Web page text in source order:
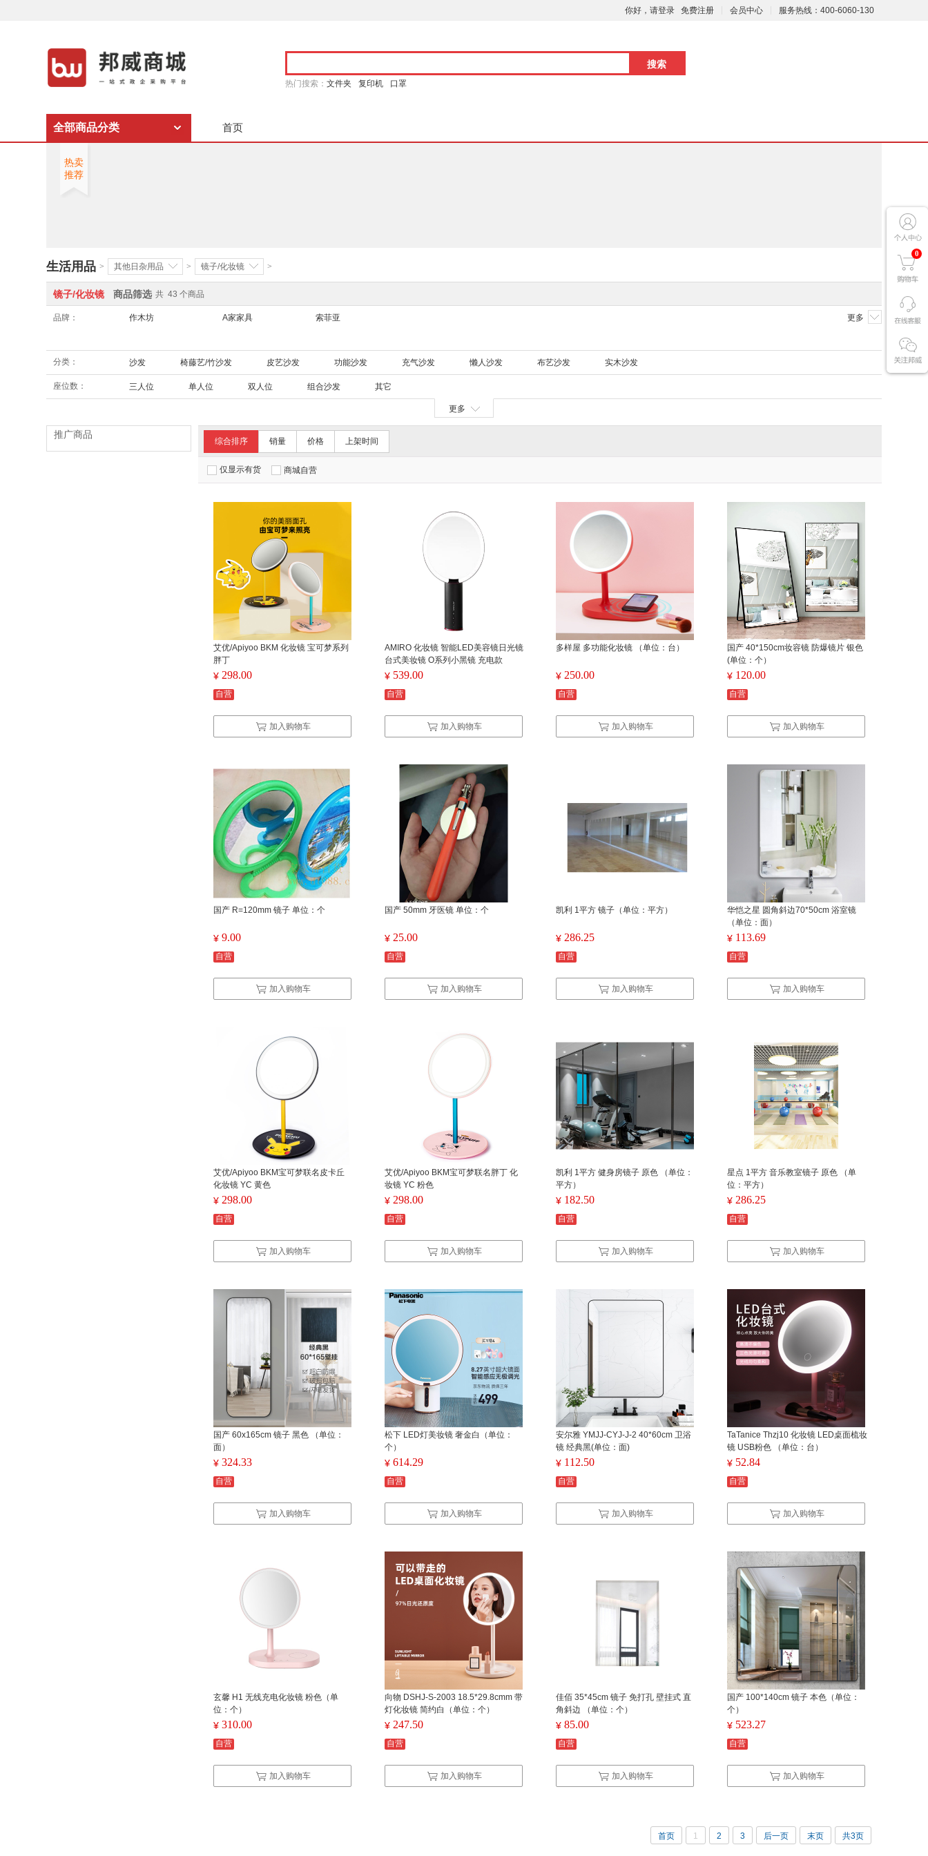
你好，请登录 免费注册 会员中心 服务热线：400-6060-130
热门搜索： 文件夹 复印机 口罩
0
全部商品分类 首页
热卖
推荐
生活用品 > 其他日杂用品 > 镜子/化妆镜 >
镜子/化妆镜 商品筛选 共 43 个商品
品牌： 作木坊 A家家具 索菲亚 更多
分类： 沙发 椅藤艺/竹沙发 皮艺沙发 功能沙发 充气沙发 懒人沙发 布艺沙发 实木沙发
座位数： 三人位 单人位 双人位 组合沙发 其它
更多
综合排序 销量 价格 上架时间
仅显示有货 商城自营
艾优/Apiyoo BKM 化妆镜 宝可梦系列
胖丁
¥ 298.00
自营
加入购物车
AMIRO 化妆镜 智能LED美容镜日光镜
台式美妆镜 O系列小黑镜 充电款
¥ 539.00
自营
加入购物车
多样屋 多功能化妆镜 （单位：台）
¥ 250.00
自营
加入购物车
国产 40*150cm妆容镜 防爆镜片 银色
(单位：个）
¥ 120.00
自营
加入购物车
国产 R=120mm 镜子 单位：个
¥ 9.00
自营
加入购物车
国产 50mm 牙医镜 单位：个
¥ 25.00
自营
加入购物车
凯利 1平方 镜子（单位：平方）
¥ 286.25
自营
加入购物车
华恺之星 圆角斜边70*50cm 浴室镜
（单位：面）
¥ 113.69
自营
加入购物车
艾优/Apiyoo BKM宝可梦联名皮卡丘
化妆镜 YC 黄色
¥ 298.00
自营
加入购物车
艾优/Apiyoo BKM宝可梦联名胖丁 化
妆镜 YC 粉色
¥ 298.00
自营
加入购物车
凯利 1平方 健身房镜子 原色 （单位：
平方）
¥ 182.50
自营
加入购物车
星点 1平方 音乐教室镜子 原色 （单
位：平方）
¥ 286.25
自营
加入购物车
国产 60x165cm 镜子 黑色 （单位：
面）
¥ 324.33
自营
加入购物车
松下 LED灯美妆镜 奢金白（单位：
个）
¥ 614.29
自营
加入购物车
安尔雅 YMJJ-CYJ-J-2 40*60cm 卫浴
镜 经典黑(单位：面)
¥ 112.50
自营
加入购物车
TaTanice Thzj10 化妆镜 LED桌面梳妆
镜 USB粉色 （单位：台）
¥ 52.84
自营
加入购物车
玄馨 H1 无线充电化妆镜 粉色（单
位：个）
¥ 310.00
自营
加入购物车
向物 DSHJ-S-2003 18.5*29.8cmm 带
灯化妆镜 简约白（单位：个）
¥ 247.50
自营
加入购物车
佳佰 35*45cm 镜子 免打孔 壁挂式 直
角斜边 （单位：个）
¥ 85.00
自营
加入购物车
国产 100*140cm 镜子 本色（单位：
个）
¥ 523.27
自营
加入购物车
首页 1 2 3 后一页 末页 共3页
推广商品